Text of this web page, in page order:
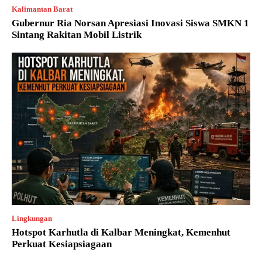
Kalimantan Barat
Gubernur Ria Norsan Apresiasi Inovasi Siswa SMKN 1
Sintang Rakitan Mobil Listrik
Lingkungan
Hotspot Karhutla di Kalbar Meningkat, Kemenhut
Perkuat Kesiapsiagaan